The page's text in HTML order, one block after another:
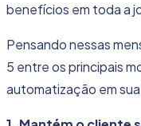
benefícios em toda a
Pensando nessas
5 entre os principais
automatização em